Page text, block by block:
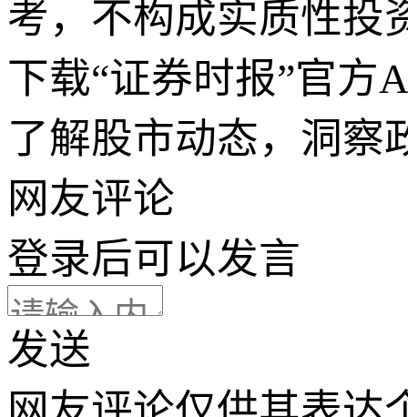
考，不构成实质性投
下载“证券时报”官方
了解股市动态，洞察
网友评论
登录后可以发言
发送